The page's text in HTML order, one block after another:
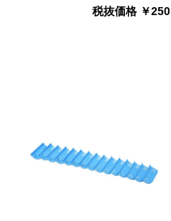
税抜価格 ￥250